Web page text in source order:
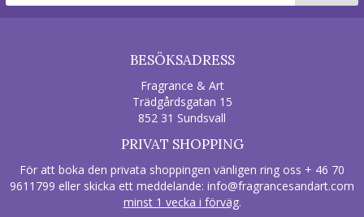
BESÖKSADRESS
Fragrance & Art
Trädgårdsgatan 15
852 31 Sundsvall
PRIVAT SHOPPING
För att boka den privata shoppingen vänligen ring oss + 46 70
9611799 eller skicka ett meddelande: info@fragrancesandart.com
minst 1 vecka i förväg.